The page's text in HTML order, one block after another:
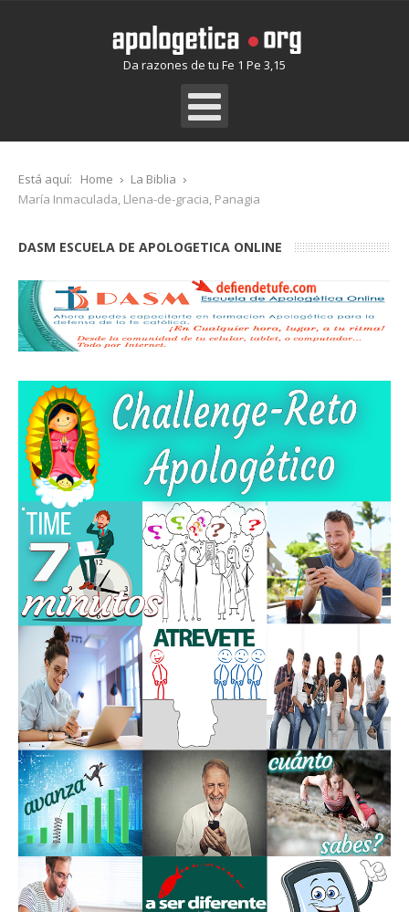
Da razones de tu Fe 1 Pe 3,15
Está aquí: Home
La Biblia
María Inmaculada, Llena-de-gracia, Panagia
DASM ESCUELA DE APOLOGETICA ONLINE